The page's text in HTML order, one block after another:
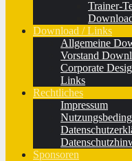
Trainer-
Download / Links
Allgemeine
Vorstand
Corporate
Links
Rechtliches
Impressum
Sponsoren